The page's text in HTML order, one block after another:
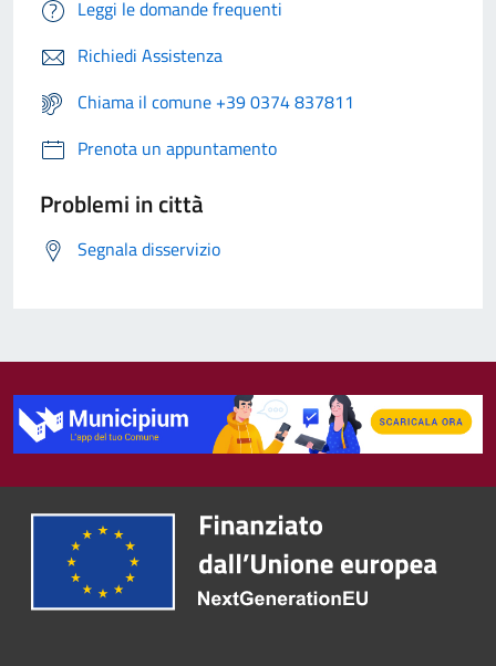
Leggi le domande frequenti
Richiedi Assistenza
Chiama il comune +39 0374 837811
Prenota un appuntamento
Problemi in città
Segnala disservizio